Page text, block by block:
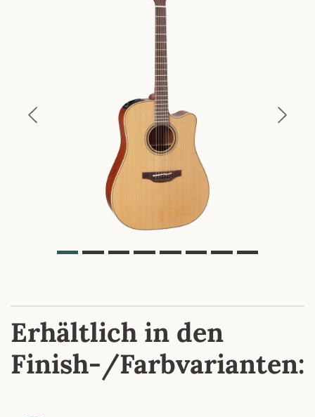
Previous Next
Erhältlich in den
Finish-/Farbvarianten: